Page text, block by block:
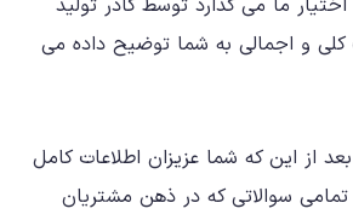
ما می گذارد توسط کادر تولید
کلی و اجمالی به شما توضیح داده می
از این که شما عزیزان اطلاعات کامل
سوالاتی که در ذهن مشتریان